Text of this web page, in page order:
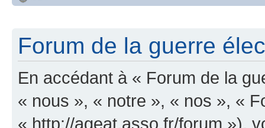
Forum de la guerre
En accédant à « Forum de la
« nous », « notre », « nos », «
« http://ageat.asso.fr/forum »),